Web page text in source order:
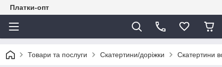
Платки-опт
Товари та послуги Скатертини/доріжки Скатертини